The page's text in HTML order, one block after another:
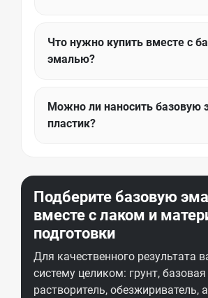
Что нужно купить вместе с
эмалью?
Можно ли наносить базовую
пластик?
Подберите базовую
вместе с лаком и
подготовки
Для качественного результата
систему целиком: грунт,
растворитель, обезжириватель,